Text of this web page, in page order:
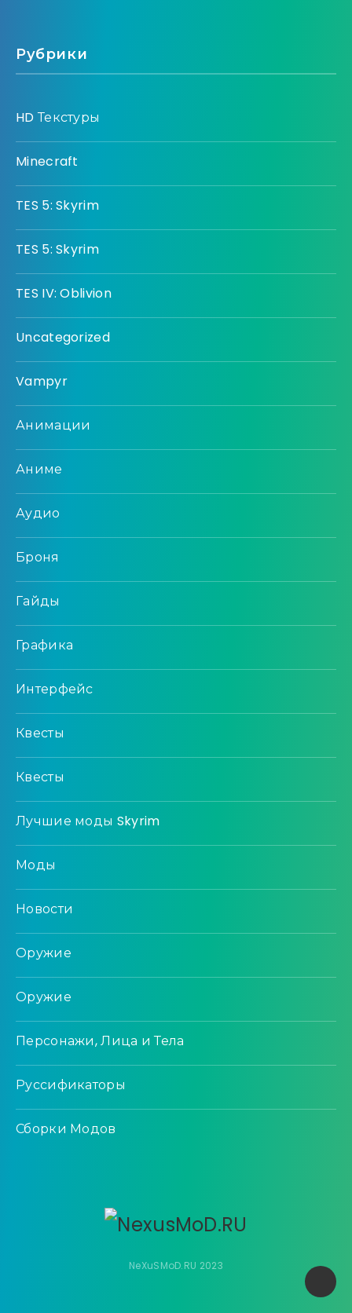
Рубрики
HD Текстуры
Minecraft
TES 5: Skyrim
TES 5: Skyrim
TES IV: Oblivion
Uncategorized
Vampyr
Анимации
Аниме
Аудио
Броня
Гайды
Графика
Интерфейс
Квесты
Квесты
Лучшие моды Skyrim
Моды
Новости
Оружие
Оружие
Персонажи, Лица и Тела
Руссификаторы
Сборки Модов
NeXuSMoD.RU 2023